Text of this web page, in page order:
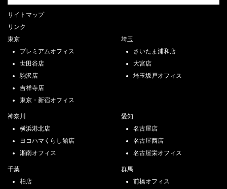
サイトマップ
リンク
東京
プレミアムオフィス
世田谷店
駒沢店
吉祥寺店
東京・新宿オフィス
千葉
柏店
群馬
前橋オフィス
愛知
名古屋店
名古屋西店
名古屋栄オフィス
神奈川
横浜港北店
ヨコハマくらし館店
湘南オフィス
埼玉
さいたま浦和店
大宮店
埼玉坂戸オフィス